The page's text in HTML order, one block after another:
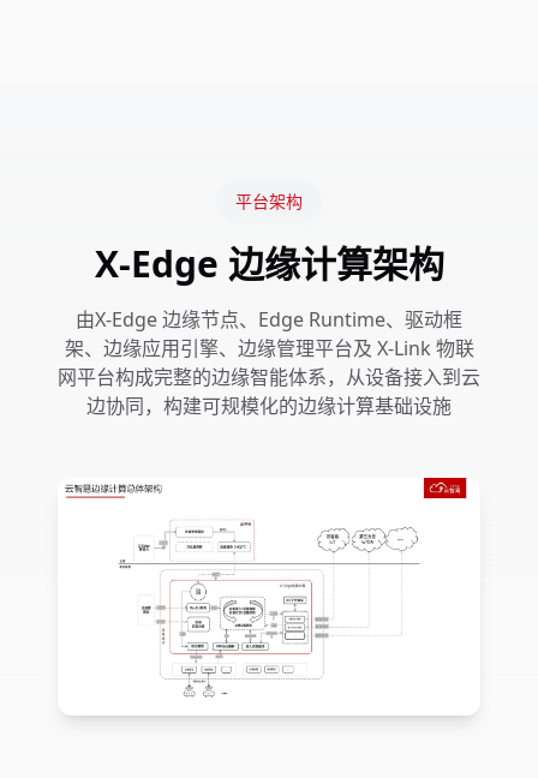
平台架构
X-Edge 边缘计算架构
由X-Edge 边缘节点、Edge Runtime、驱动框
架、边缘应用引擎、边缘管理平台及 X-Link 物联
网平台构成完整的边缘智能体系，从设备接入到云
边协同，构建可规模化的边缘计算基础设施